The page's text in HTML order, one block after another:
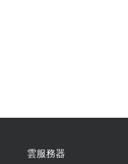
雲服務器